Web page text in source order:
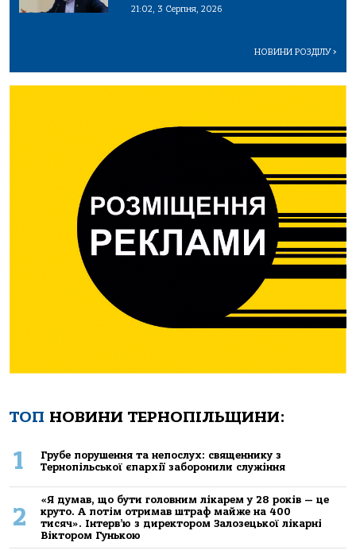
21:02, 3 Серпня, 2026
НОВИНИ РОЗДІЛУ>
ТОП НОВИНИ ТЕРНОПІЛЬЩИНИ:
1
Грубе порушення та непослух: священнику з
Тернопільської єпархії заборонили служіння
2
«Я думав, що бути головним лікарем у 28 років — це
круто. А потім отримав штраф майже на 400
тисяч». Інтерв’ю з директором Залозецької лікарні
Віктором Гунькою